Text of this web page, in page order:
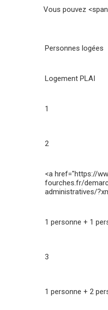
Vous pouvez
Personnes logées
Logement PLAI
1
2
<a href="https://
fourches.fr/
administratives/
1 personne + 1
3
1 personne + 2